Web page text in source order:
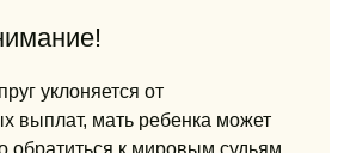
уклоняется от
выплат, мать ребенка может
обратиться к мировым судьям,